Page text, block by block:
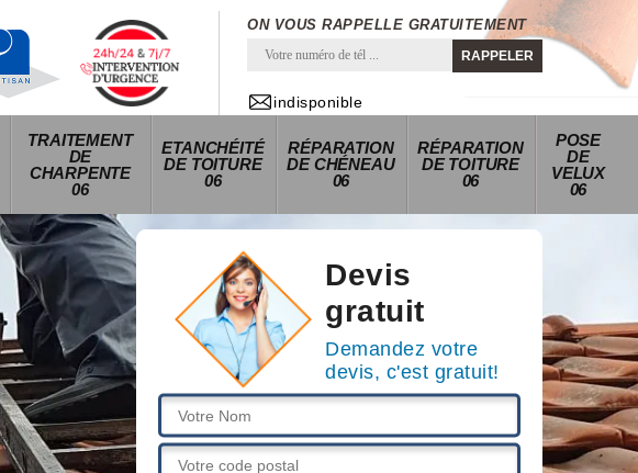
ON VOUS RAPPELLE GRATUITEMENT
indisponible
TRAITEMENT
DE
CHARPENTE
06
ETANCHÉITÉ
DE TOITURE
06
RÉPARATION
DE CHÉNEAU
06
RÉPARATION
DE TOITURE
06
POSE
DE
VELUX
06
Devis
gratuit
Demandez votre
devis, c'est gratuit!